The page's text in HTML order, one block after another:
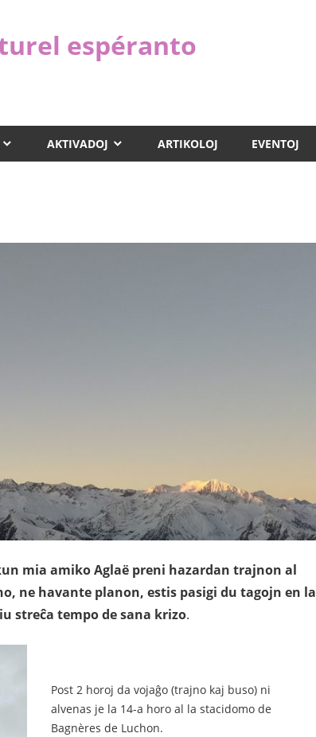
espéranto
AKTIVADOJ ARTIKOLOJ EVENTOJ
mia amiko Aglaë preni hazardan trajnon al
ne havante planon, estis pasigi du tagojn en la
streĉa tempo de sana krizo.
Post 2 horoj da vojaĝo (trajno kaj buso) ni
alvenas je la 14-a horo al la stacidomo de
Bagnères de Luchon.